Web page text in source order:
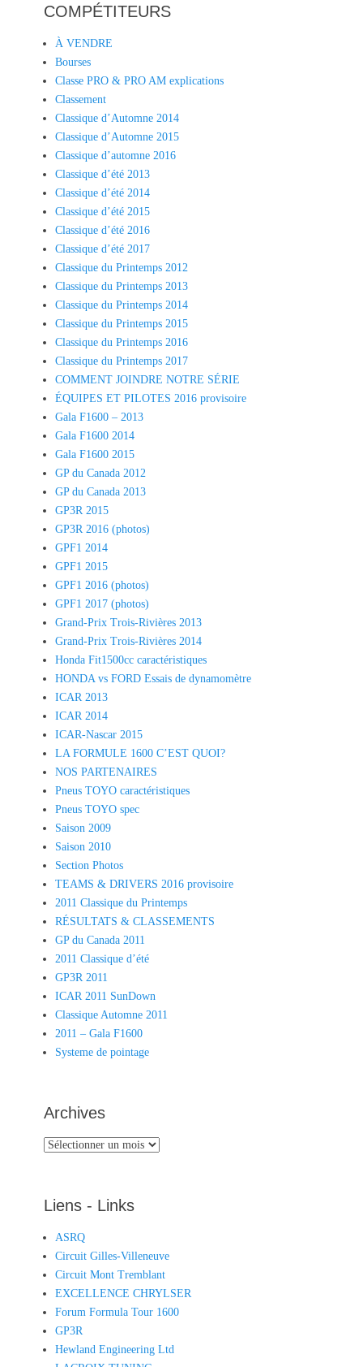
COMPÉTITEURS
À VENDRE
Bourses
Classe PRO & PRO AM explications
Classement
Classique d’Automne 2014
Classique d’Automne 2015
Classique d’automne 2016
Classique d’été 2013
Classique d’été 2014
Classique d’été 2015
Classique d’été 2016
Classique d’été 2017
Classique du Printemps 2012
Classique du Printemps 2013
Classique du Printemps 2014
Classique du Printemps 2015
Classique du Printemps 2016
Classique du Printemps 2017
COMMENT JOINDRE NOTRE SÉRIE
ÉQUIPES ET PILOTES 2016 provisoire
Gala F1600 – 2013
Gala F1600 2014
Gala F1600 2015
GP du Canada 2012
GP du Canada 2013
GP3R 2015
GP3R 2016 (photos)
GPF1 2014
GPF1 2015
GPF1 2016 (photos)
GPF1 2017 (photos)
Grand-Prix Trois-Rivières 2013
Grand-Prix Trois-Rivières 2014
Honda Fit1500cc caractéristiques
HONDA vs FORD Essais de dynamomètre
ICAR 2013
ICAR 2014
ICAR-Nascar 2015
LA FORMULE 1600 C’EST QUOI?
NOS PARTENAIRES
Pneus TOYO caractéristiques
Pneus TOYO spec
Saison 2009
Saison 2010
Section Photos
TEAMS & DRIVERS 2016 provisoire
2011 Classique du Printemps
RÉSULTATS & CLASSEMENTS
GP du Canada 2011
2011 Classique d’été
GP3R 2011
ICAR 2011 SunDown
Classique Automne 2011
2011 – Gala F1600
Systeme de pointage
Archives
Archives
Liens - Links
ASRQ
Circuit Gilles-Villeneuve
Circuit Mont Tremblant
EXCELLENCE CHRYLSER
Forum Formula Tour 1600
GP3R
Hewland Engineering Ltd